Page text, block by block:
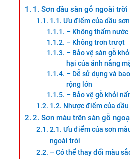
1. Sơn dầu sàn gỗ ngoài trời
1.1. Ưu điểm của dầu
– Không thấm nước
– Không trơn trượt
– Bảo vệ sàn gỗ
hại của ánh nắng
– Dễ sử dụng và
rộng lớn
– Bảo vệ gỗ khỏi
1.2. Nhược điểm của
2. Sơn màu trên sàn gỗ
2.1. Ưu điểm của sơn
ngoài trời
– Có thể thay đổi màu